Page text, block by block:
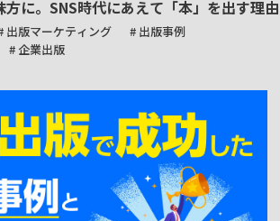
に。SNS時代にあえて「本」を出す理由
出版マーケティング
# 出版事例
# 企業出版